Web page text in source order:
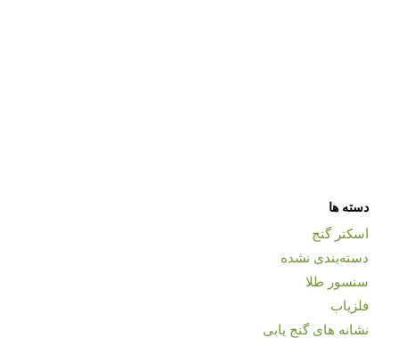
دسته ها
اسکنر گنج
دسته‌بندی نشده
سنسور طلا
فلزیاب
نشانه های گنج یابی